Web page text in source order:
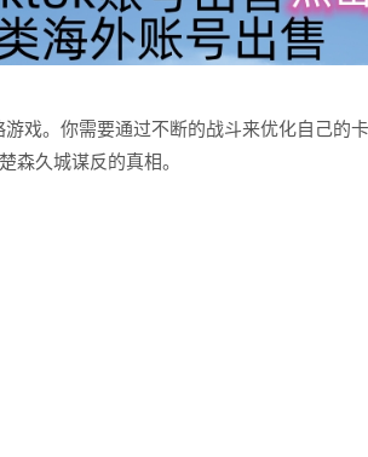
戏。你需要通过不断的战斗来优化自己的
森久城谋反的真相。